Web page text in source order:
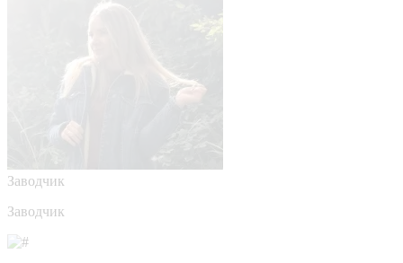
Заводчик
Заводчик